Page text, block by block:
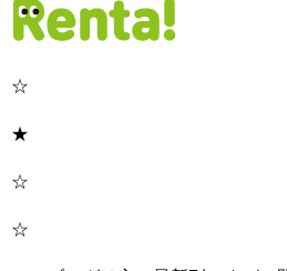
☆
★
☆
☆